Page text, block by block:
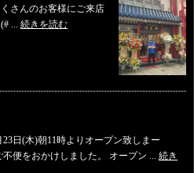
さんのお客様にご来店
... 続きを読む
日(木)朝11時よりオープン致しまー
便をおかけしました。 オープン ... 続き